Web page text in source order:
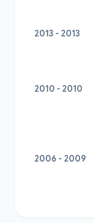
2013 - 2013
2010 - 2010
2006 - 2009